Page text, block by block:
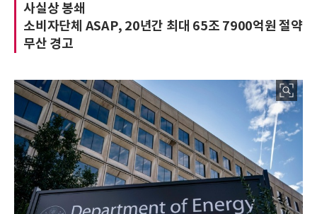
사실상 봉쇄
소비자단체 ASAP, 20년간 최대 65조 7900억원 절약
무산 경고